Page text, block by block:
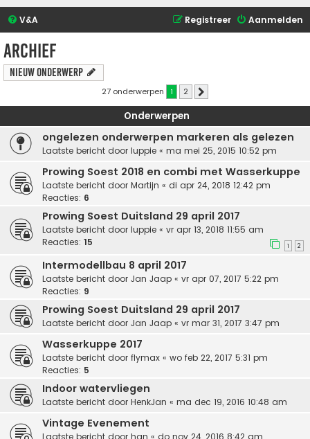
V&A Aanmelden
Registreer
Archief
Nieuw onderwerp
27 onderwerpen 1 2
Onderwerpen
ongelezen onderwerpen markeren als gelezen
Laatste bericht door luppie « ma mei 25, 2015 10:52 pm
Prowing Soest 2018 en combi met Wasserkuppe
Laatste bericht door Martijn « di apr 24, 2018 12:42 pm
Reacties: 6
Prowing Soest Duitsland 29 april 2017
Laatste bericht door luppie « vr apr 13, 2018 11:55 am
Reacties: 15 1 2
Intermodellbau 8 april 2017
Laatste bericht door Jan Jaap « vr apr 07, 2017 5:22 pm
Reacties: 9
Prowing Soest Duitsland 29 april 2017
Laatste bericht door Jan Jaap « vr mar 31, 2017 3:47 pm
Wasserkuppe 2017
Laatste bericht door flymax « wo feb 22, 2017 5:31 pm
Reacties: 5
Indoor watervliegen
Laatste bericht door HenkJan « ma dec 19, 2016 10:48 am
Vintage Evenement
Laatste bericht door han « do nov 24, 2016 8:42 am